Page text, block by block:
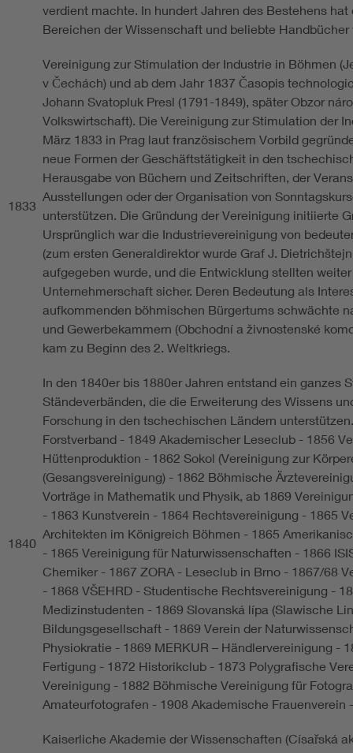
verdient machte. In hundert Jahren des Bestehens
Bereichen der Wissenschaft und beliebte
1833
Vereinigung zur Stimulation der Industrie in Böhmen
v Čechách) und ab dem Jahr 1837 Časopis
Johann Svatopluk Presl (1791-1849), später Obzor
Volkswirtschaft). Die Vereinigung zur Stimulation der
März 1833 in Prag laut französischem Vorbild
neue Formen der Geschäftstätigkeit in den
Herausgabe von Büchern und Zeitschriften, der
Ausstellungen oder der Organisation von
unterstützen. Die Gründung der Vereinigung initiierte
Ursprünglich war die Industrievereinigung von
(zum ersten Generaldirektor wurde Graf J.
aufgegeben wurde, und die Entwicklung stellten
Unternehmerschaft sicher. Deren Bedeutung als
aufkommenden böhmischen Bürgertums schwächte
und Gewerbekammern (Obchodní a živnostenské
kam zu Beginn des 2. Weltkriegs.
1840
In den 1840er bis 1880er Jahren entstand ein ganzes
Ständeverbänden, die die Erweiterung des Wissens
Forschung in den tschechischen Ländern
Forstverband - 1849 Akademischer Leseclub - 1856
Hüttenproduktion - 1862 Sokol (Vereinigung zur
(Gesangsvereinigung) - 1862 Böhmische
Vorträge in Mathematik und Physik, ab 1869
- 1863 Kunstverein - 1864 Rechtsvereinigung - 1865
Architekten im Königreich Böhmen - 1865
- 1865 Vereinigung für Naturwissenschaften - 1866
Chemiker - 1867 ZORA - Leseclub in Brno - 1867/68
- 1868 VŠEHRD - Studentische Rechtsvereinigung -
Medizinstudenten - 1869 Slovanská lípa (Slawische
Bildungsgesellschaft - 1869 Verein der
Physiokratie - 1869 MERKUR – Händlervereinigung -
Fertigung - 1872 Historikclub - 1873 Polygrafische
Vereinigung - 1882 Böhmische Vereinigung für
Amateurfotografen - 1908 Akademische Frauenverein
Kaiserliche Akademie der Wissenschaften (Císařská